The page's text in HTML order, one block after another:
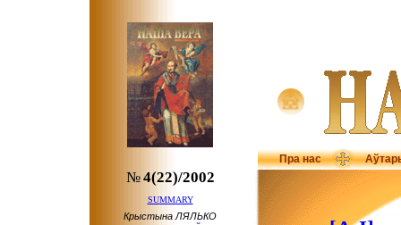
Пра нас
№4(22)/2002
SUMMARY
Крыстына ЛЯЛЬКО